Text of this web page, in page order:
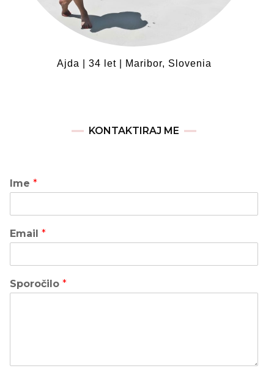
Ajda | 34 let | Maribor, Slovenia
KONTAKTIRAJ ME
Ime *
Email *
Sporočilo *